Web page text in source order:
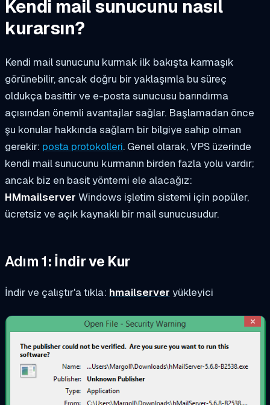
Kendi mail sunucunu nasıl
kurarsın?
Kendi mail sunucunu kurmak ilk bakışta karmaşık
görünebilir, ancak doğru bir yaklaşımla bu süreç
oldukça basittir ve e-posta sunucusu barındırma
açısından önemli avantajlar sağlar. Başlamadan önce
şu konular hakkında sağlam bir bilgiye sahip olman
gerekir: posta protokolleri. Genel olarak, VPS üzerinde
kendi mail sunucunu kurmanın birden fazla yolu vardır;
ancak biz en basit yöntemi ele alacağız:
HMmailserver Windows işletim sistemi için popüler,
ücretsiz ve açık kaynaklı bir mail sunucusudur.
Adım 1: İndir ve Kur
İndir ve çalıştır'a tıkla: hmailserver yükleyici